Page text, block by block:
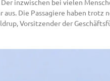
inzwischen bei vielen
Die Passagiere haben
Vorsitzender der